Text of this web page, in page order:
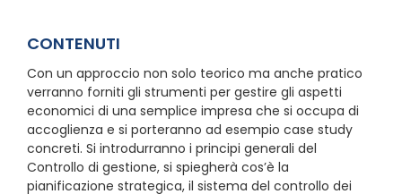
CONTENUTI
Con un approccio non solo teorico ma anche pratico
verranno forniti gli strumenti per gestire gli aspetti
economici di una semplice impresa che si occupa di
accoglienza e si porteranno ad esempio case study
concreti. Si introdurranno i principi generali del
Controllo di gestione, si spiegherà cos’è la
pianificazione strategica, il sistema del controllo dei